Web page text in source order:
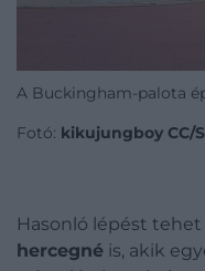
A Buckingham-palota
Fotó: kikujungboy CC/
Hasonló lépést tehet
hercegné is, akik